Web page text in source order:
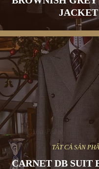
JACKET
CARNET DB SUIT
TẤT CẢ SẢN